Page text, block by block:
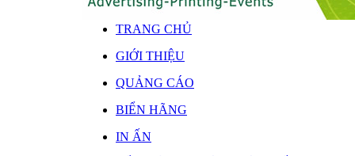
TRANG CHỦ
GIỚI THIỆU
QUẢNG CÁO
BIỂN HÃNG
IN ẤN